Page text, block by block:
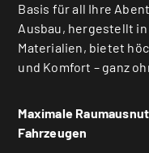
Basis für all Ihre
Ausbau, hergestellt
Materialien, bietet
und Komfort – ganz
Maximale
Fahrzeugen